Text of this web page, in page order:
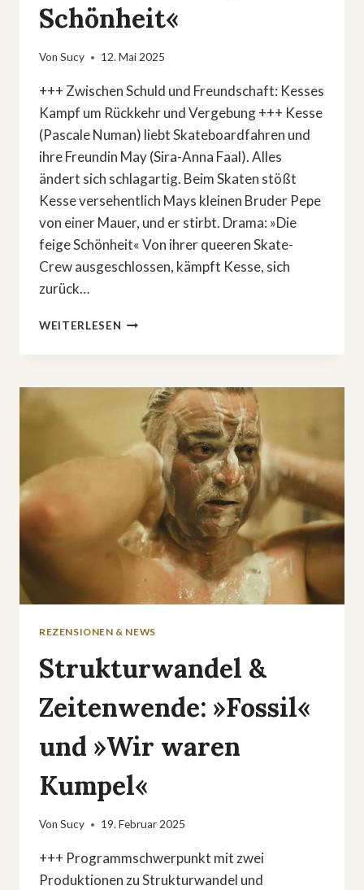
Schönheit«
Von Sucy 12. Mai 2025
+++ Zwischen Schuld und Freundschaft: Kesses
Kampf um Rückkehr und Vergebung +++ Kesse
(Pascale Numan) liebt Skateboardfahren und
ihre Freundin May (Sira-Anna Faal). Alles
ändert sich schlagartig. Beim Skaten stößt
Kesse versehentlich Mays kleinen Bruder Pepe
von einer Mauer, und er stirbt. Drama: »Die
feige Schönheit« Von ihrer queeren Skate-
Crew ausgeschlossen, kämpft Kesse, sich
zurück…
WEITERLESEN DRAMA:
FEIGE
REZENSIONEN & NEWS
Strukturwandel &
Zeitenwende: »Fossil«
und »Wir waren
Kumpel«
Von Sucy 19. Februar 2025
+++ Programmschwerpunkt mit zwei
Produktionen zu Strukturwandel und